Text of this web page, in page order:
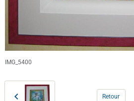
IMG_5400
Retour